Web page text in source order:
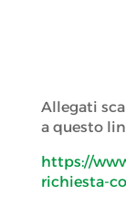
Allegati
a questo
https://
richiesta-